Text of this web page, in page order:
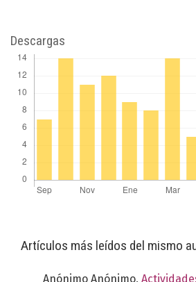
Descargas
Artículos más leídos del mismo
Anónimo Anónimo,